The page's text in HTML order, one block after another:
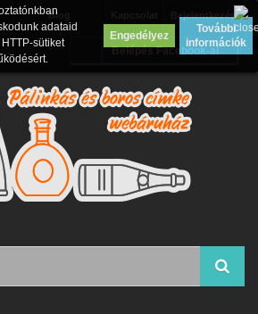
Bejelentkezés
Blog
Belépés Facebook-al
adataid
sütiket
Engedélyez
További
információk